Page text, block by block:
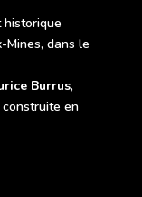
historique
Mines, dans le
Burrus,
en